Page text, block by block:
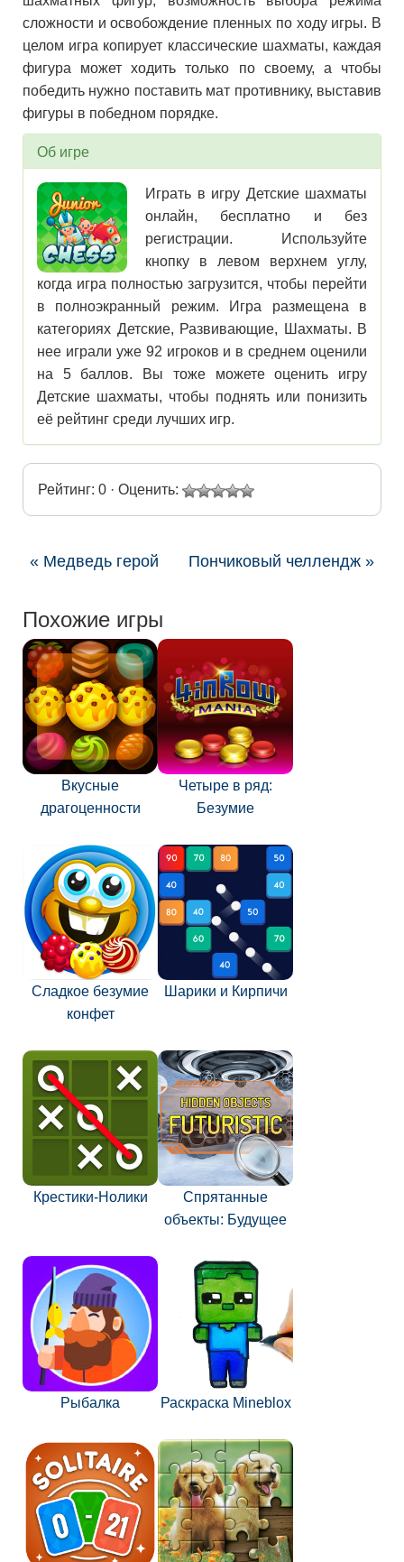
сложности и освобождение пленных по ходу игры. В
целом игра копирует классические шахматы, каждая
фигура может ходить только по своему, а чтобы
победить нужно поставить мат противнику, выставив
фигуры в победном порядке.
Об игре
Играть в игру Детские шахматы
онлайн, бесплатно и без
регистрации. Используйте
кнопку в левом верхнем углу,
когда игра полностью загрузится, чтобы перейти
в полноэкранный режим. Игра размещена в
категориях Детские, Развивающие, Шахматы. В
нее играли уже 92 игроков и в среднем оценили
на 5 баллов. Вы тоже можете оценить игру
Детские шахматы, чтобы поднять или понизить
её рейтинг среди лучших игр.
Рейтинг: 0 · Оценить:
« Медведь герой Пончиковый челлендж »
Похожие игры
Вкусные
драгоценности
Четыре в ряд:
Безумие
Сладкое безумие
конфет
Шарики и Кирпичи
Крестики-Нолики
Спрятанные
объекты: Будущее
Рыбалка Раскраска Mineblox